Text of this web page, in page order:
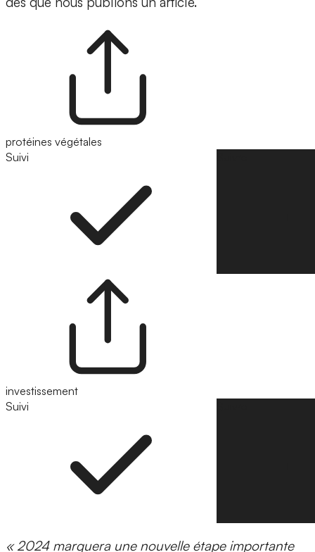
protéines végétales
Suivi
investissement
Suivi
« 2024 marquera une nouvelle étape importante